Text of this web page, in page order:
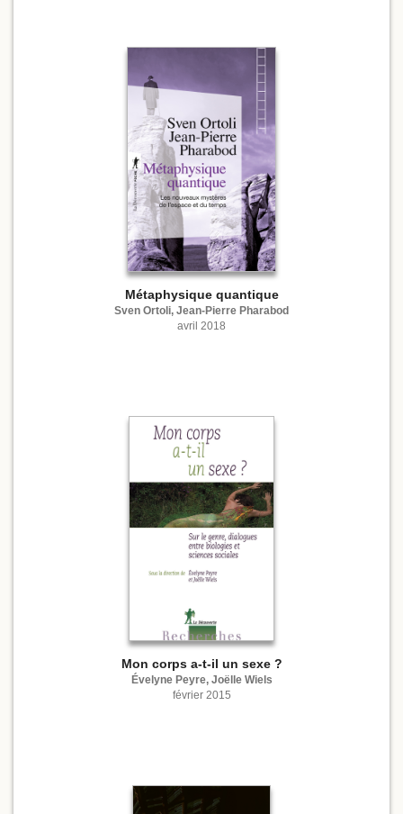
Métaphysique quantique
Sven Ortoli, Jean-Pierre Pharabod
avril 2018
Mon corps a-t-il un sexe ?
Évelyne Peyre, Joëlle Wiels
février 2015